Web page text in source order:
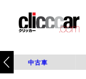
中古車